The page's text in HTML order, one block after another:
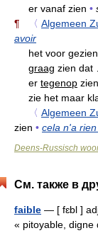
er vanaf zien •
¶
〈 Algemeen
avoir
het voor gezien
graag zien dat
er tegenop
zie het maar
〈 Algemeen
zien • cela n'a
Deens-Russisch
См. также в
faible — [ fɛbl ]
« pitoyable, digne